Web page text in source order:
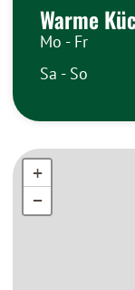
+
−
+
−
Warme
Mo - Fr
Sa - So